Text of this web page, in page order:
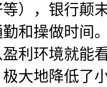
），银行颠
和操做时间
利环境就
大地降低了